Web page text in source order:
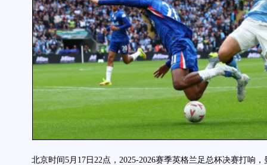
北京时间5月17日22点，2025-2026赛季英格兰足总杯决赛打响，